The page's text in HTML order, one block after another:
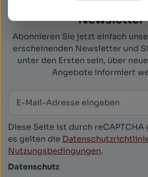
Newsletter
Abonnieren Sie jetzt einfach
erscheinenden Newsletter und
unter den Ersten sein, über
Angebote informiert
Newsletter abonnieren
Diese Seite ist durch reCAPTCHA
es gelten die
Nutzungsbedingungen.
Datenschutz